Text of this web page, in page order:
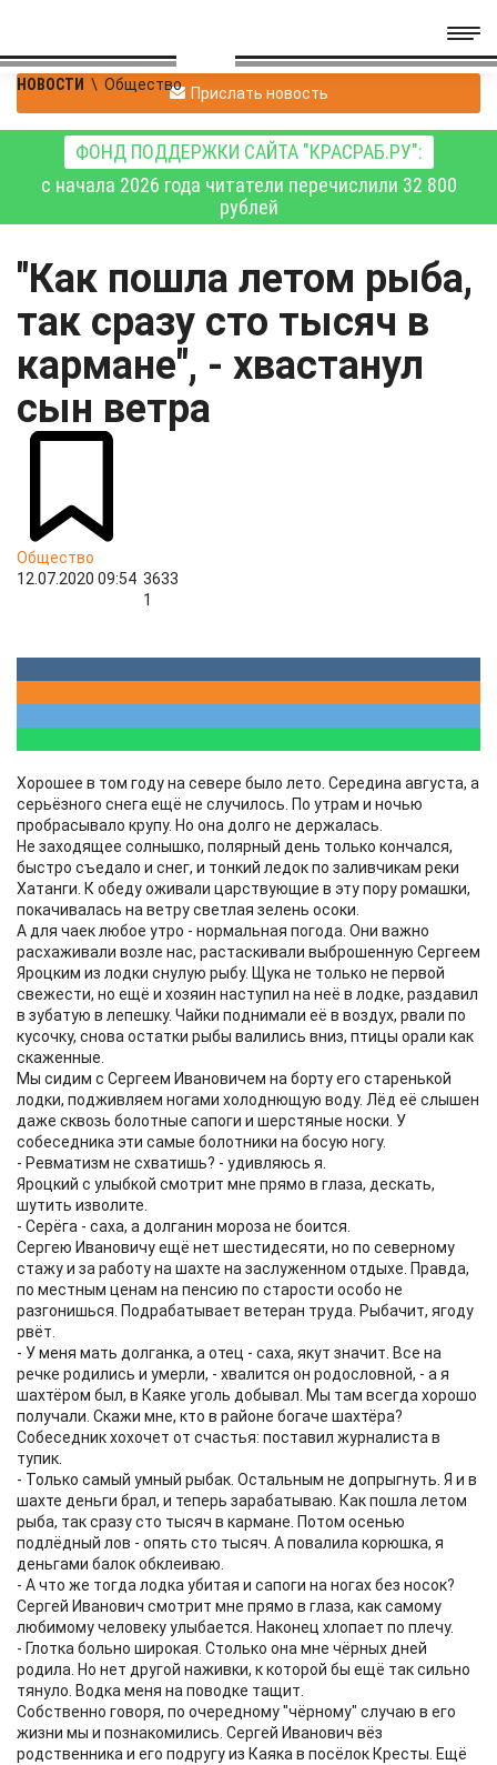
НОВОСТИ \ Общество Прислать новость
ФОНД ПОДДЕРЖКИ САЙТА "КРАСРАБ.РУ":
с начала 2026 года читатели перечислили 32 800
рублей
"Как пошла летом рыба,
так сразу сто тысяч в
кармане", - хвастанул
сын ветра
Общество
12.07.2020 09:54 3633
1
Хорошее в том году на севере было лето. Середина августа, а
серьёзного снега ещё не случилось. По утрам и ночью
пробрасывало крупу. Но она долго не держалась.
Не заходящее солнышко, полярный день только кончался,
быстро съедало и снег, и тонкий ледок по заливчикам реки
Хатанги. К обеду оживали царствующие в эту пору ромашки,
покачивалась на ветру светлая зелень осоки.
А для чаек любое утро - нормальная погода. Они важно
расхаживали возле нас, растаскивали выброшенную Сергеем
Яроцким из лодки снулую рыбу. Щука не только не первой
свежести, но ещё и хозяин наступил на неё в лодке, раздавил
в зубатую в лепешку. Чайки поднимали её в воздух, рвали по
кусочку, снова остатки рыбы валились вниз, птицы орали как
скаженные.
Мы сидим с Сергеем Ивановичем на борту его старенькой
лодки, подживляем ногами холоднющую воду. Лёд её слышен
даже сквозь болотные сапоги и шерстяные носки. У
собеседника эти самые болотники на босую ногу.
- Ревматизм не схватишь? - удивляюсь я.
Яроцкий с улыбкой смотрит мне прямо в глаза, дескать,
шутить изволите.
- Серёга - саха, а долганин мороза не боится.
Сергею Ивановичу ещё нет шестидесяти, но по северному
стажу и за работу на шахте на заслуженном отдыхе. Правда,
по местным ценам на пенсию по старости особо не
разгонишься. Подрабатывает ветеран труда. Рыбачит, ягоду
рвёт.
- У меня мать долганка, а отец - саха, якут значит. Все на
речке родились и умерли, - хвалится он родословной, - а я
шахтёром был, в Каяке уголь добывал. Мы там всегда хорошо
получали. Скажи мне, кто в районе богаче шахтёра?
Собеседник хохочет от счастья: поставил журналиста в
тупик.
- Только самый умный рыбак. Остальным не допрыгнуть. Я и в
шахте деньги брал, и теперь зарабатываю. Как пошла летом
рыба, так сразу сто тысяч в кармане. Потом осенью
подлёдный лов - опять сто тысяч. А повалила корюшка, я
деньгами балок обклеиваю.
- А что же тогда лодка убитая и сапоги на ногах без носок?
Сергей Иванович смотрит мне прямо в глаза, как самому
любимому человеку улыбается. Наконец хлопает по плечу.
- Глотка больно широкая. Столько она мне чёрных дней
родила. Но нет другой наживки, к которой бы ещё так сильно
тянуло. Водка меня на поводке тащит.
Собственно говоря, по очередному "чёрному" случаю в его
жизни мы и познакомились. Сергей Иванович вёз
родственника и его подругу из Каяка в посёлок Кресты. Ещё